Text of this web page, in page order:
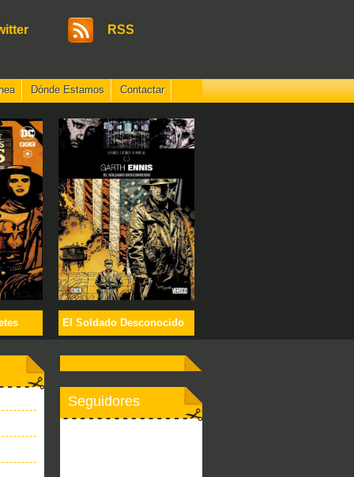
RSS
Dónde Estamos Contactar
El Soldado Desconocido
Seguidores